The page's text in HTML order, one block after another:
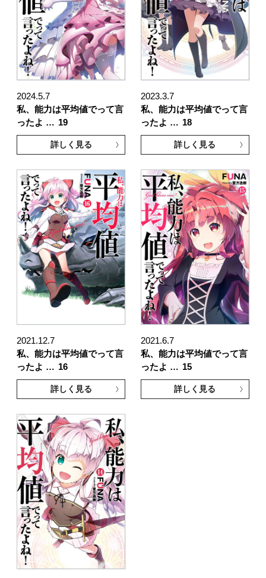
2024.5.7
私、能力は平均値でって言
ったよ … 19
詳しく見る
2023.3.7
私、能力は平均値でって言
ったよ … 18
詳しく見る
2021.12.7
私、能力は平均値でって言
ったよ … 16
詳しく見る
2021.6.7
私、能力は平均値でって言
ったよ … 15
詳しく見る